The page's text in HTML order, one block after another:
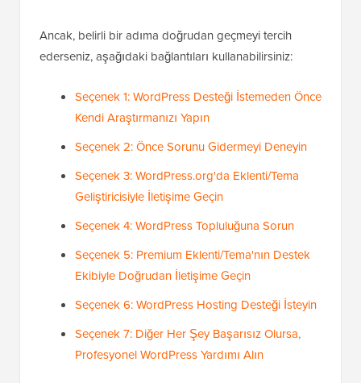
Ancak, belirli bir adıma doğrudan geçmeyi tercih
ederseniz, aşağıdaki bağlantıları kullanabilirsiniz:
Seçenek 1: WordPress Desteği İstemeden Önce
Kendi Araştırmanızı Yapın
Seçenek 2: Önce Sorunu Gidermeyi Deneyin
Seçenek 3: WordPress.org'da Eklenti/Tema
Geliştiricisiyle İletişime Geçin
Seçenek 4: WordPress Topluluğuna Sorun
Seçenek 5: Premium Eklenti/Tema'nın Destek
Ekibiyle Doğrudan İletişime Geçin
Seçenek 6: WordPress Hosting Desteği İsteyin
Seçenek 7: Diğer Her Şey Başarısız Olursa,
Profesyonel WordPress Yardımı Alın